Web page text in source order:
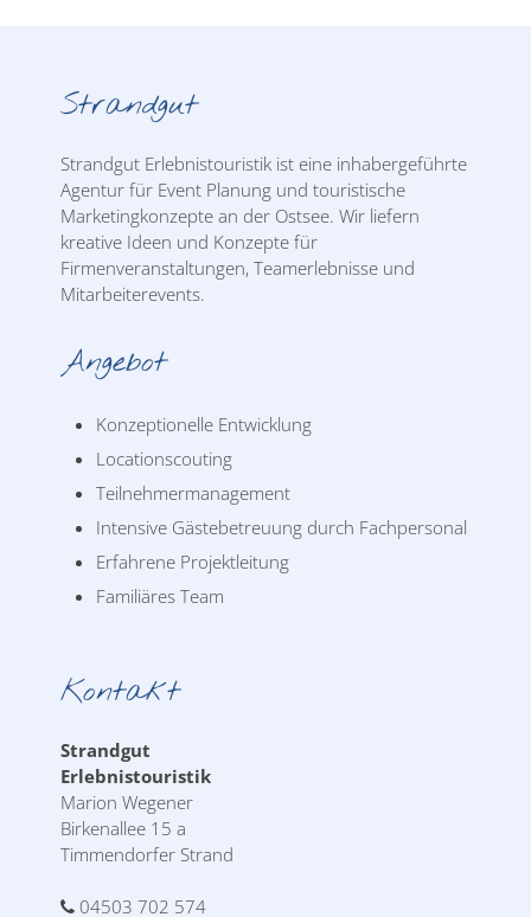
Strandgut
Strandgut Erlebnistouristik ist eine inhabergeführte
Agentur für Event Planung und touristische
Marketingkonzepte an der Ostsee. Wir liefern
kreative Ideen und Konzepte für
Firmenveranstaltungen, Teamerlebnisse und
Mitarbeiterevents.
Angebot
Konzeptionelle Entwicklung
Locationscouting
Teilnehmermanagement
Intensive Gästebetreuung durch Fachpersonal
Erfahrene Projektleitung
Familiäres Team
Kontakt
Strandgut
Erlebnistouristik
Marion Wegener
Birkenallee 15 a
Timmendorfer Strand
04503 702 574